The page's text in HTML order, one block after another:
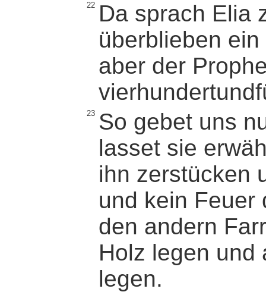
22 Da sprach Elia
überblieben
aber der
23 So gebet uns
lasset sie
ihn zerstücken
und kein Feuer
den andern
Holz legen und
legen.